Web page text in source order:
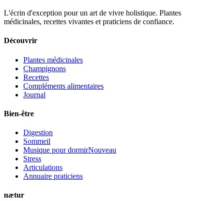
L'écrin d'exception pour un art de vivre holistique. Plantes
médicinales, recettes vivantes et praticiens de confiance.
Découvrir
Plantes médicinales
Champignons
Recettes
Compléments alimentaires
Journal
Bien-être
Digestion
Sommeil
Musique pour dormirNouveau
Stress
Articulations
Annuaire praticiens
nætur